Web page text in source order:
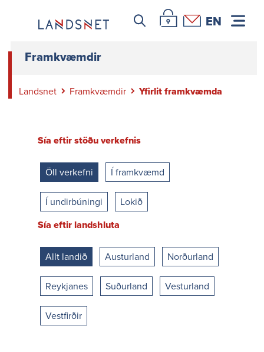
Leitar iconÞjónustuvefur Landsnets
Hafa samband
EN
Framkvæmdir
Landsnet Framkvæmdir Yfirlit framkvæmda
Sía eftir stöðu verkefnis
Öll verkefni Í framkvæmd
Í undirbúningi
Lokið
Sía eftir landshluta
Allt landið Austurland Norðurland
Reykjanes Suðurland Vesturland
Vestfirðir